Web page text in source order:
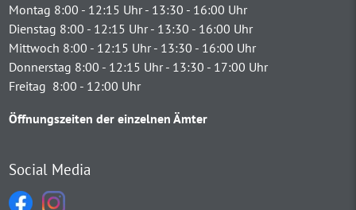
Montag 8:00 - 12:15 Uhr - 13:30 - 16:00 Uhr
Dienstag 8:00 - 12:15 Uhr - 13:30 - 16:00 Uhr
Mittwoch 8:00 - 12:15 Uhr - 13:30 - 16:00 Uhr
Donnerstag 8:00 - 12:15 Uhr - 13:30 - 17:00 Uhr
Freitag 8:00 - 12:00 Uhr
Öffnungszeiten der einzelnen Ämter
Social Media